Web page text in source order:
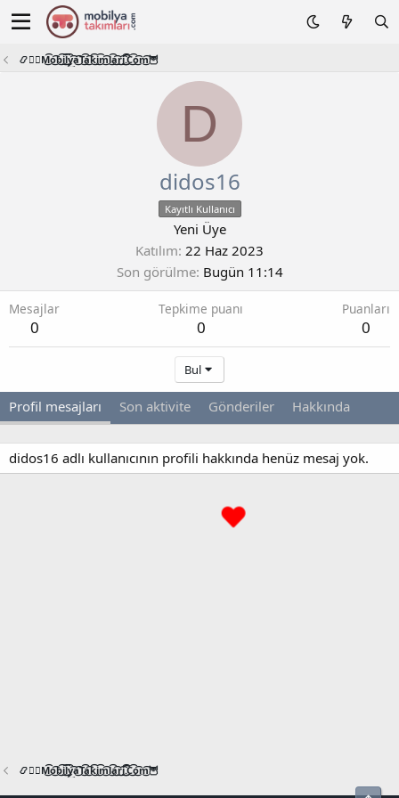
📿🧙‍♂️M͜͡o͜͡b͜͡i͜͡l͜͡y͜͡a͜͡T͜͡a͜͡k͜͡i͜͡m͜͡l͜͡a͜͡r͜͡i͜͡.͜͡C͜͡o͜͡m͜͡🦉
D
didos16
Kayıtlı Kullanıcı
Yeni Üye
Katılım 22 Haz 2023
Son görülme Bugün 11:14
Mesajlar
0
Tepkime puanı
0
Puanları
0
Bul
Profil mesajları Son aktivite Gönderiler Hakkında
didos16 adlı kullanıcının profili hakkında henüz mesaj yok.
📿🧙‍♂️M͜͡o͜͡b͜͡i͜͡l͜͡y͜͡a͜͡T͜͡a͜͡k͜͡i͜͡m͜͡l͜͡a͜͡r͜͡i͜͡.͜͡C͜͡o͜͡m͜͡🦉